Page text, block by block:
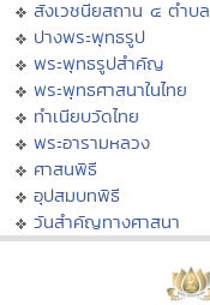
สังเวชนียสถาน ๔ ตำบล
ปางพระพุทธรูป
พระพุทธรูปสำคัญ
พระพุทธศาสนาในไทย
ทำเนียบวัดไทย
พระอารามหลวง
ศาสนพิธี
อุปสมบทพิธี
วันสำคัญทางศาสนา